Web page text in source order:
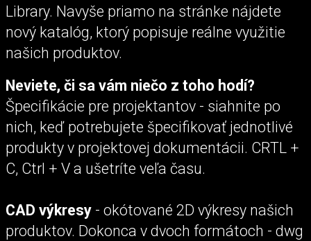
Library. Navyše priamo na stránke nájdete
nový katalóg, ktorý popisuje reálne využitie
našich produktov.
Neviete, či sa vám niečo z toho hodí?
Špecifikácie pre projektantov - siahnite po
nich, keď potrebujete špecifikovať jednotlivé
produkty v projektovej dokumentácii. CRTL +
C, Ctrl + V a ušetríte veľa času.
CAD výkresy - okótované 2D výkresy našich
produktov. Dokonca v dvoch formátoch - dwg